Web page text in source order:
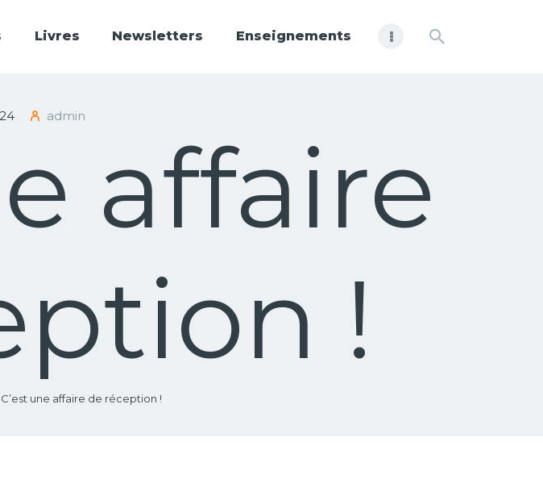
Livres Newsletters Enseignements
admin
affaire
!
C’est une affaire de réception !